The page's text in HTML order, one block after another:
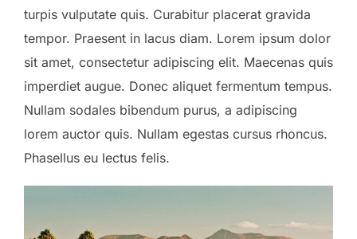
turpis vulputate quis. Curabitur placerat gravida
tempor. Praesent in lacus diam. Lorem ipsum dolor
sit amet, consectetur adipiscing elit. Maecenas quis
imperdiet augue. Donec aliquet fermentum tempus.
Nullam sodales bibendum purus, a adipiscing
lorem auctor quis. Nullam egestas cursus rhoncus.
Phasellus eu lectus felis.